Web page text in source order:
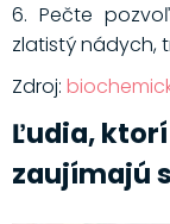
6. Pečte
zlatistý nádych,
Zdroj:
Ľudia,
zaujímajú